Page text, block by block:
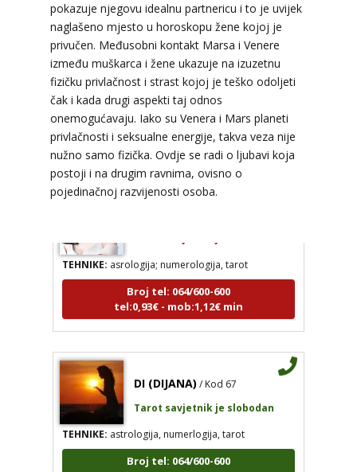
pokazuje njegovu idealnu partnericu i to je uvijek
naglašeno mjesto u horoskopu žene kojoj je
privučen. Međusobni kontakt Marsa i Venere
između muškarca i žene ukazuje na izuzetnu
fizičku privlačnost i strast kojoj je teško odoljeti
čak i kada drugi aspekti taj odnos
onemogućavaju. Iako su Venera i Mars planeti
privlačnosti i seksualne energije, takva veza nije
nužno samo fizička. Ovdje se radi o ljubavi koja
postoji i na drugim ravnima, ovisno o
pojedinačnoj razvijenosti osoba.
DENI / Kod 15
Tarot savjetnik je zauzet
TEHNIKE:tarot, tarot marseille, ljubavni tarot, visak
Broj tel: 064/600-600
tel:0,93€ - mob:1,12€ min
KRISTINA
TEHNIKE:asrologija; numerologija, tarot
Broj tel: 064/600-600
tel:0,93€ - mob:1,12€ min
TEHNIKE:astrologija, numerlogija, tarot
Broj tel: 064/600-600
tel:0,93€ - mob:1,12€ min